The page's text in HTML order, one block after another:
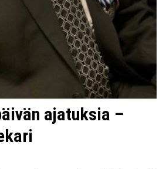
ajatuksia –